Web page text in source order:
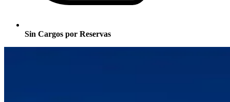
Sin Cargos por Reservas